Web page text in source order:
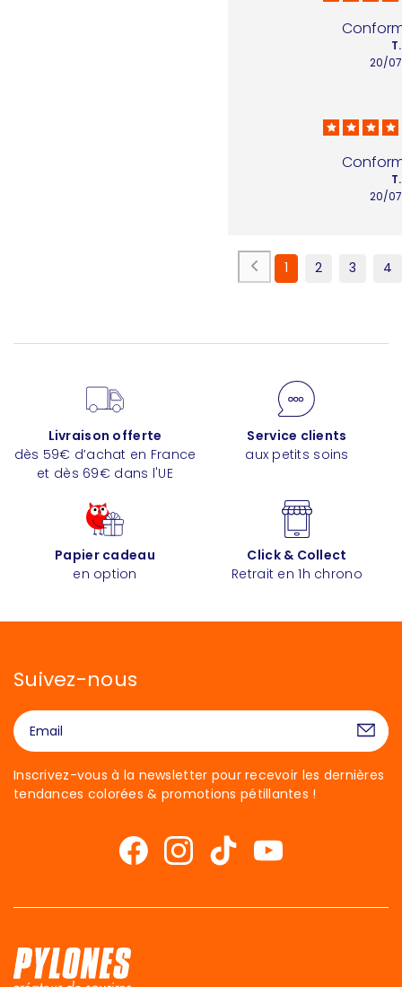
20/
20/
1 2 3 4
Livraison offerte
dès 59€ d’achat en France
et dès 69€ dans l'UE
Service clients
aux petits soins
Papier cadeau
en option
Click & Collect
Retrait en 1h chrono
Suivez-nous
Inscrivez-vous à la newsletter pour recevoir les dernières
tendances colorées & promotions pétillantes !